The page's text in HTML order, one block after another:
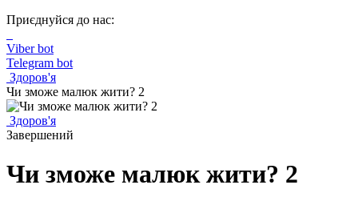
Приєднуйся до нас:
Viber bot
Telegram bot
Здоров'я
Чи зможе малюк жити? 2
Здоров'я
Завершений
Чи зможе малюк жити? 2